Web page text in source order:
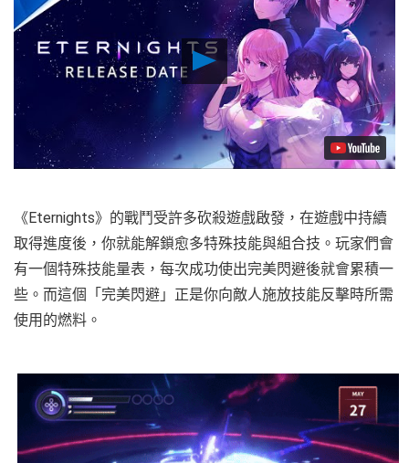
Play
Video
《Eternights》的戰鬥受許多砍殺遊戲啟發，在遊戲中持續
取得進度後，你就能解鎖愈多特殊技能與組合技。玩家們會
有一個特殊技能量表，每次成功使出完美閃避後就會累積一
些。而這個「完美閃避」正是你向敵人施放技能反擊時所需
使用的燃料。